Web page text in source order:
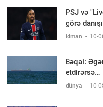
PSJ və
görə
idman - 10-
Bəqai:
etdirərsə…
dünya - 10-